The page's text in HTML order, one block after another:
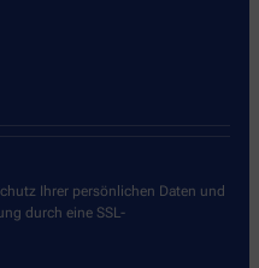
Ihrer persönlichen Daten und
durch eine SSL-